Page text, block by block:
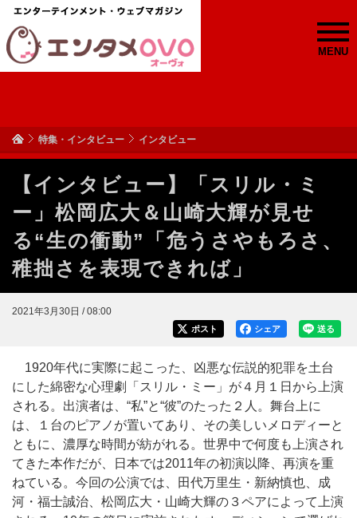
MENU
特集・インタビュー インタビュー
【インタビュー】「スリル・ミ
ー」松岡広大＆山崎大輝が見せ
る“生の衝動”「危うさやもろさ、
稚拙さを表現できれば」
2021年3月30日 / 08:00
送る
シェア
ポスト
1920年代に実際に起こった、凶悪な伝説的犯罪を土台
にした綿密な心理劇「スリル・ミー」が４月１日から上演
される。出演者は、“私”と“彼”のたった２人。舞台上に
は、１台のピアノが置いてあり、その美しいメロディーと
ともに、濃厚な時間が紡がれる。世界中で何度も上演され
てきた本作だが、日本では2011年の初演以降、再演を重
ねている。今回の公演では、田代万里生・新納慎也、成
河・福士誠治、松岡広大・山崎大輝の３ペアによって上演